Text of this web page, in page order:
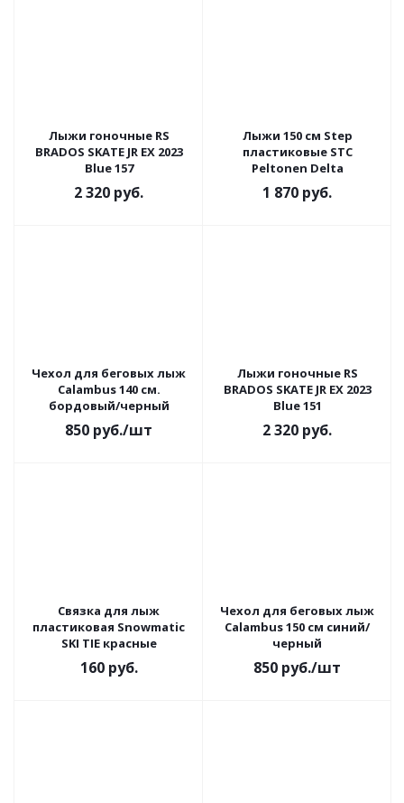
Лыжи гоночные RS
BRADOS SKATE JR EX 2023
Blue 157
2 320 руб.
Лыжи 150 см Step
пластиковые STC
Peltonen Delta
1 870 руб.
Чехол для беговых лыж
Calambus 140 см.
бордовый/черный
850 руб./шт
Лыжи гоночные RS
BRADOS SKATE JR EX 2023
Blue 151
2 320 руб.
Связка для лыж
пластиковая Snowmatic
SKI TIE красные
160руб.
Чехол для беговых лыж
Calambus 150 см синий/
черный
850 руб./шт